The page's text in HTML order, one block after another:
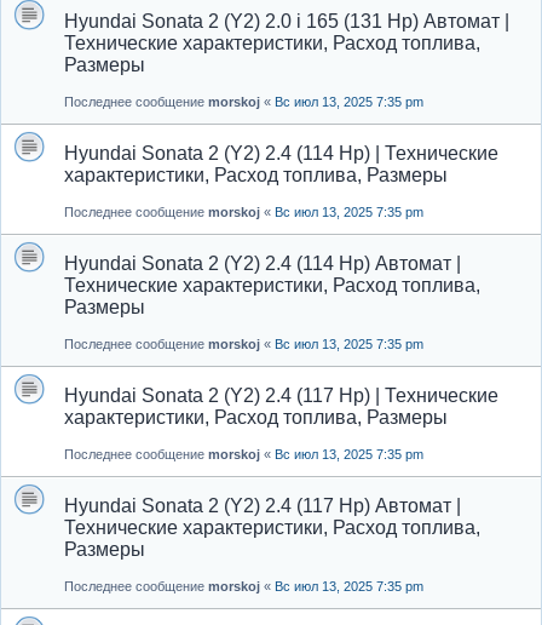
Hyundai Sonata 2 (Y2) 2.0 i 165 (131 Hp) Автомат |
Технические характеристики, Расход топлива,
Размеры
Последнее сообщение morskoj « Вс июл 13, 2025 7:35 pm
Hyundai Sonata 2 (Y2) 2.4 (114 Hp) | Технические
характеристики, Расход топлива, Размеры
Последнее сообщение morskoj « Вс июл 13, 2025 7:35 pm
Hyundai Sonata 2 (Y2) 2.4 (114 Hp) Автомат |
Технические характеристики, Расход топлива,
Размеры
Последнее сообщение morskoj « Вс июл 13, 2025 7:35 pm
Hyundai Sonata 2 (Y2) 2.4 (117 Hp) | Технические
характеристики, Расход топлива, Размеры
Последнее сообщение morskoj « Вс июл 13, 2025 7:35 pm
Hyundai Sonata 2 (Y2) 2.4 (117 Hp) Автомат |
Технические характеристики, Расход топлива,
Размеры
Последнее сообщение morskoj « Вс июл 13, 2025 7:35 pm